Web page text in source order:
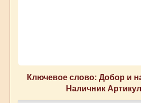
Ключевое слово: Добор и
Наличник